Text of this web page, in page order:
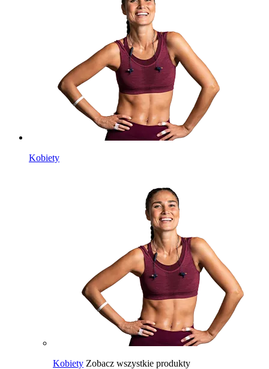
Kobiety
Kobiety Zobacz wszystkie produkty